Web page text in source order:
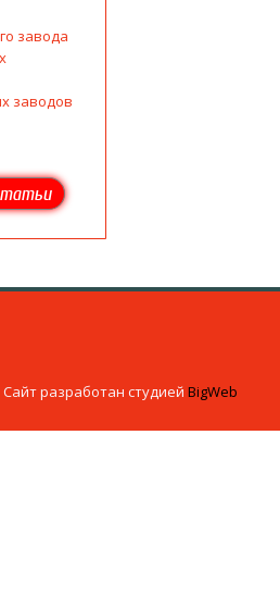
завода
заводов
Сайт разработан студиейBigWeb